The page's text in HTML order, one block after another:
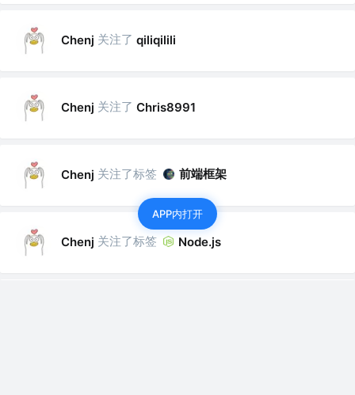
Chenj 关注了 qiliqilili
Chenj 关注了 Chris8991
Chenj 关注了标签 前端框架
Chenj 关注了标签 Node.js
APP内打开